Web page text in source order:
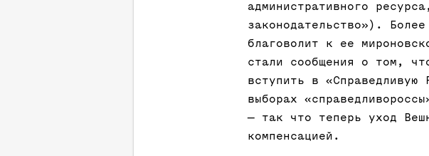
административного
законодательство»).
благоволит к ее
стали сообщения о том,
вступить в «Справедливую
выборах
— так что теперь уход
компенсацией.